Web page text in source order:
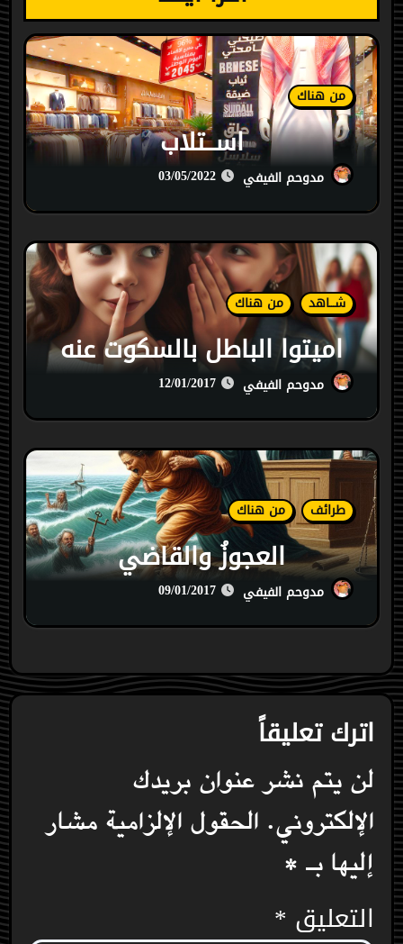
من هناك
اســتلاب
مدوحم الفيفي 03/05/2022
شـــاهد من هناك
اميتوا الباطل بالسكوت عنه
مدوحم الفيفي 12/01/2017
طرائف من هناك
العجوزُ والقاضي
مدوحم الفيفي 09/01/2017
اترك تعليقاً
لن يتم نشر عنوان بريدك
الإلكتروني. الحقول الإلزامية مشار
إليها بـ *
التعليق *